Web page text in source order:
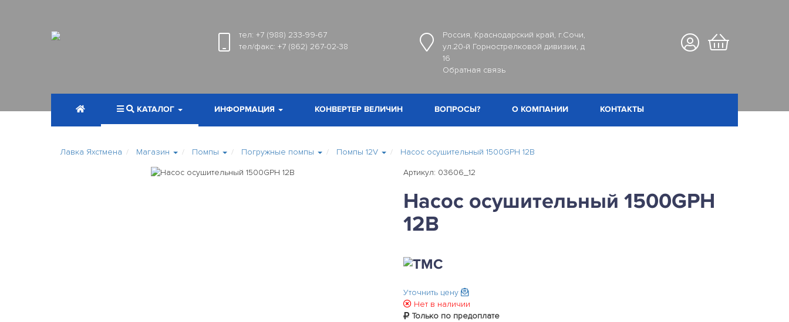
тел: +7 (988) 233-99-67
тел/факс: +7 (862) 267-02-38
Россия, Краснодарский край, г.Сочи,
ул.20-й Горнострелковой дивизии, д
16
Обратная связь
КАТАЛОГ ИНФОРМАЦИЯ КОНВЕРТЕР ВЕЛИЧИН ВОПРОСЫ? О КОМПАНИИ КОНТАКТЫ
Лавка Яхстмена Магазин Помпы Погружные помпы Помпы 12V Насос осушительный 1500GPH 12В
Артикул: 03606_12
Насос осушительный 1500GPH
12В
Уточнить цену
Нет в наличии
Только по предоплате